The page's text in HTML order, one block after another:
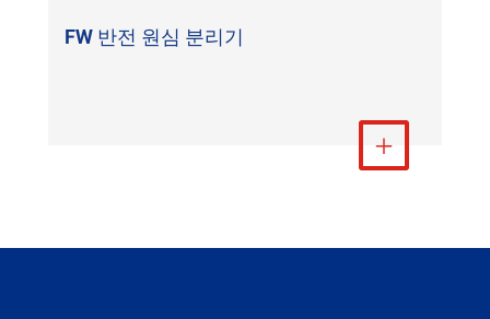
FW 반전 원심 분리기
더 보기
